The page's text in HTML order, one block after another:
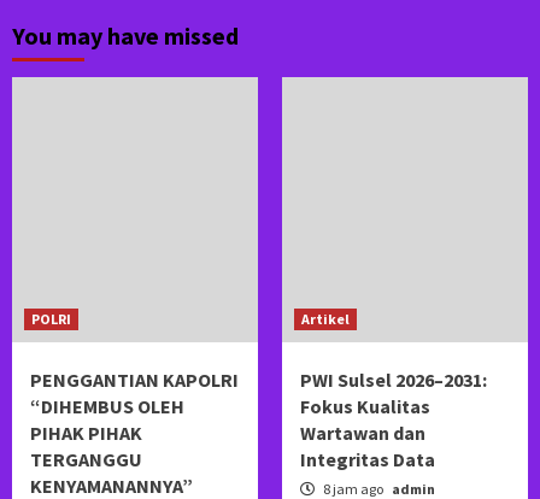
You may have missed
POLRI
PENGGANTIAN KAPOLRI
“DIHEMBUS OLEH
PIHAK PIHAK
TERGANGGU
KENYAMANANNYA”
Artikel
PWI Sulsel 2026–2031:
Fokus Kualitas
Wartawan dan
Integritas Data
8 jam ago admin